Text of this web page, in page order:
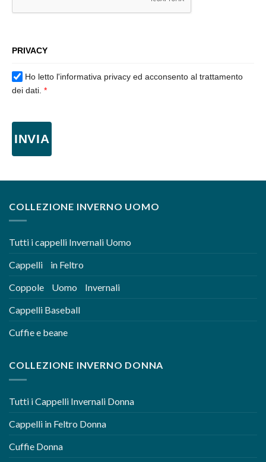
PRIVACY
Ho letto l'informativa privacy ed acconsento al trattamento
dei dati. *
INVIA
COLLEZIONE INVERNO UOMO
Tutti i cappelli Invernali Uomo
Cappelli in Feltro
Coppole Uomo Invernali
Cappelli Baseball
Cuffie e beane
COLLEZIONE INVERNO DONNA
Tutti i Cappelli Invernali Donna
Cappelli in Feltro Donna
Cuffie Donna